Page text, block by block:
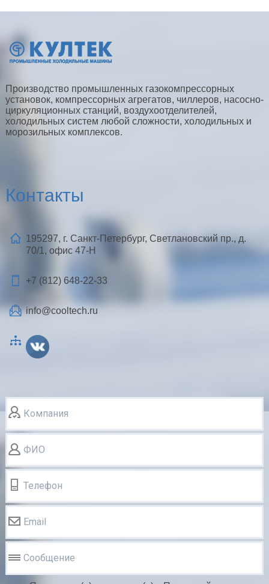
Производство промышленных газокомпрессорных
установок, компрессорных агрегатов, чиллеров, насосно-
циркуляционных станций, воздухоотделителей,
холодильных систем любой сложности, холодильных и
морозильных комплексов.
Контакты
195297, г. Санкт-Петербург, Светлановский пр., д.
70/1, офис 47-Н
+7 (812) 648-22-33
info@cooltech.ru
Компания
ФИО
Телефон
Email
Сообщение